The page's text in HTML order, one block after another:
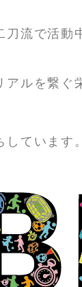
流で活動
ルを繋ぐ
ています。